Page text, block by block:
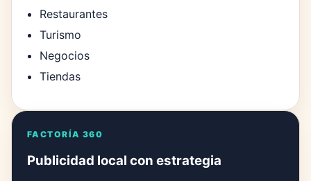
Restaurantes
Turismo
Negocios
Tiendas
FACTORÍA 360
Publicidad local con estrategia